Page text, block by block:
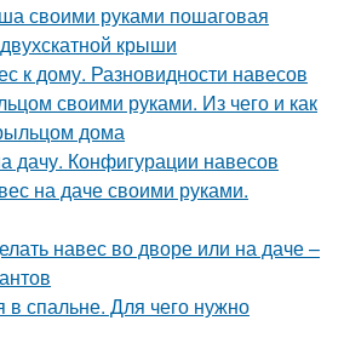
своими руками пошаговая
крыши
к дому. Разновидности навесов
своими руками. Из чего и как
дома
дачу. Конфигурации навесов
на даче своими руками.
навес во дворе или на даче –
в спальне. Для чего нужно